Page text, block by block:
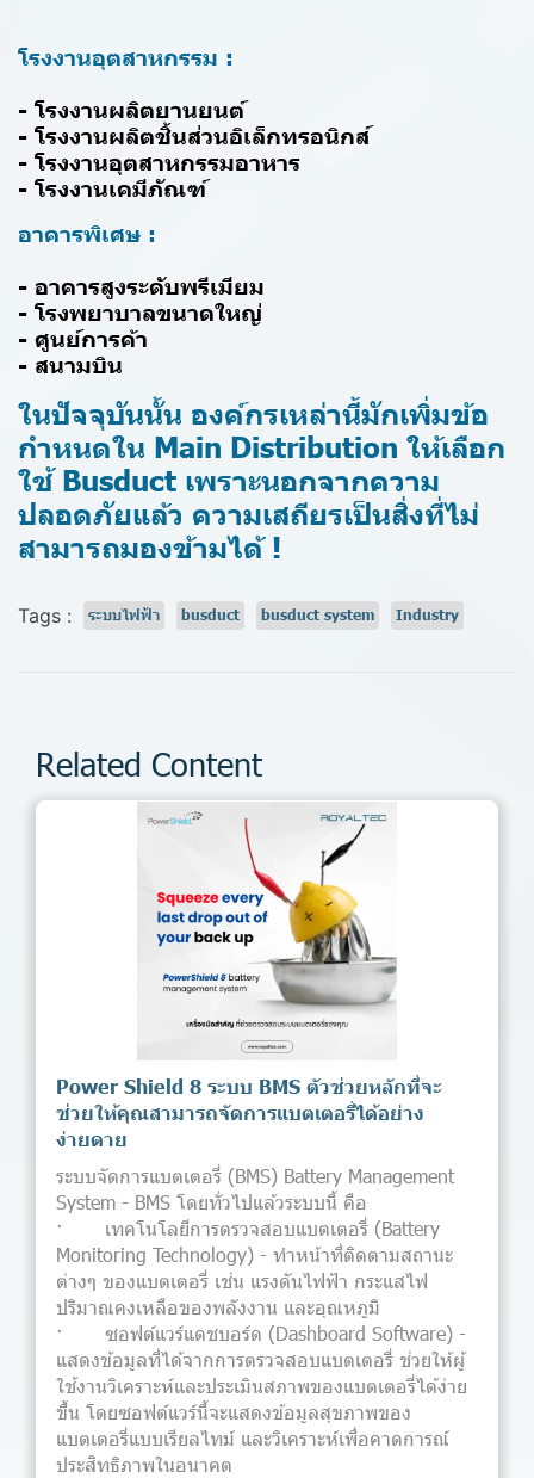
โรงงานอุตสาหกรรม :
- โรงงานผลิตยานยนต์
- โรงงานผลิตชิ้นส่วนอิเล็กทรอนิกส์
- โรงงานอุตสาหกรรมอาหาร
- โรงงานเคมีภัณฑ์
อาคารพิเศษ :
- อาคารสูงระดับพรีเมียม
- โรงพยาบาลขนาดใหญ่
- ศูนย์การค้า
- สนามบิน
ในปัจจุบันนั้น องค์กรเหล่านี้มักเพิ่มข้อ
กำหนดใน Main Distribution ให้เลือก
ใช้ Busduct เพราะนอกจากความ
ปลอดภัยแล้ว ความเสถียรเป็นสิ่งที่ไม่
สามารถมองข้ามได้ !
Tags : ระบบไฟฟ้า busduct busduct system Industry
Related Content
Power Shield 8 ระบบ BMS ตัวช่วยหลักที่จะ
ช่วยให้คุณสามารถจัดการแบตเตอรี่ได้อย่าง
ง่ายดาย
ระบบจัดการแบตเตอรี่ (BMS) Battery Management
System - BMS โดยทั่วไปแล้วระบบนี้ คือ
· เทคโนโลยีการตรวจสอบแบตเตอรี่ (Battery
Monitoring Technology) - ทำหน้าที่ติดตามสถานะ
ต่างๆ ของแบตเตอรี่ เช่น แรงดันไฟฟ้า กระแสไฟ
ปริมาณคงเหลือของพลังงาน และอุณหภูมิ
· ซอฟต์แวร์แดชบอร์ด (Dashboard Software) -
แสดงข้อมูลที่ได้จากการตรวจสอบแบตเตอรี่ ช่วยให้ผู้
ใช้งานวิเคราะห์และประเมินสภาพของแบตเตอรี่ได้ง่าย
ขึ้น โดยซอฟต์แวร์นี้จะแสดงข้อมูลสุขภาพของ
แบตเตอรี่แบบเรียลไทม์ และวิเคราะห์เพื่อคาดการณ์
ประสิทธิภาพในอนาคต